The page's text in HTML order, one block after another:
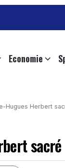
Economie
Hugues Herbert